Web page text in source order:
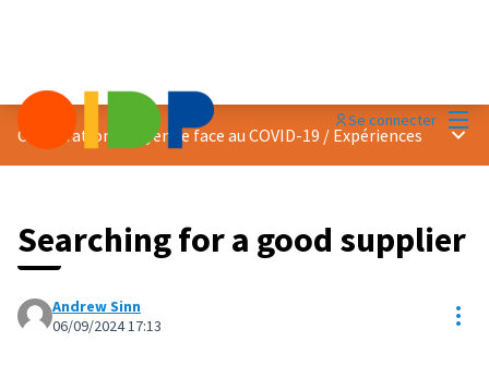
Se connecter
Coopération citoyenne face au COVID-19 / Expériences
Searching for a good supplier
Andrew Sinn
06/09/2024 17:13